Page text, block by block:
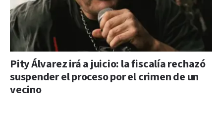
Pity Álvarez irá a juicio: la fiscalía rechazó
suspender el proceso por el crimen de un
vecino